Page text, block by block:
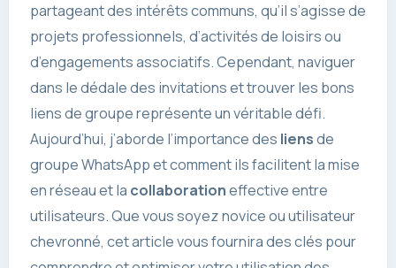
partageant des intérêts communs, qu’il s’agisse de
projets professionnels, d’activités de loisirs ou
d’engagements associatifs. Cependant, naviguer
dans le dédale des invitations et trouver les bons
liens de groupe représente un véritable défi.
Aujourd’hui, j’aborde l’importance des liensde
groupe WhatsApp et comment ils facilitent la mise
en réseau et la collaborationeffective entre
utilisateurs. Que vous soyez novice ou utilisateur
chevronné, cet article vous fournira des clés pour